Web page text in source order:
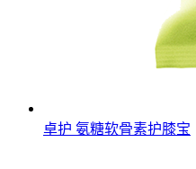
卓护 氨糖软骨素护膝宝